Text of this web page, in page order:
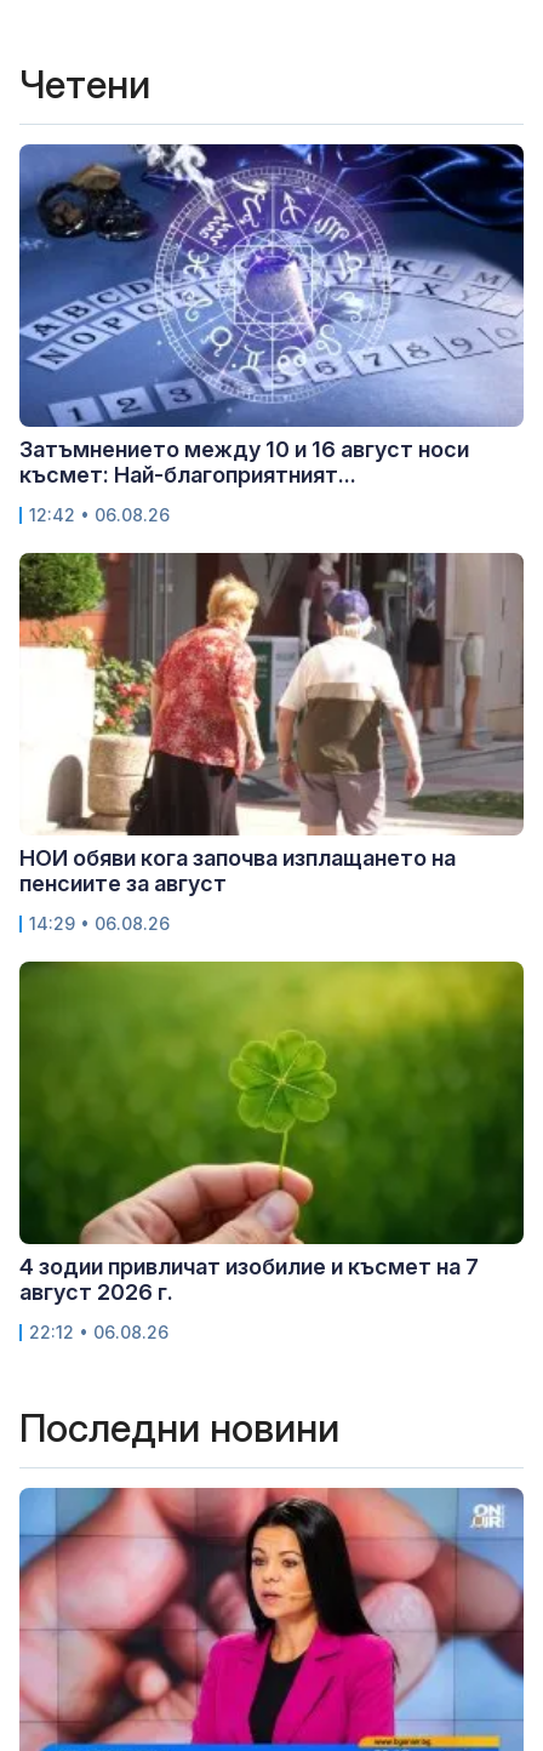
Четени
Затъмнението между 10 и 16 август носи
късмет: Най-благоприятният...
12:42 • 06.08.26
НОИ обяви кога започва изплащането на
пенсиите за август
14:29 • 06.08.26
4 зодии привличат изобилие и късмет на 7
август 2026 г.
22:12 • 06.08.26
Последни новини